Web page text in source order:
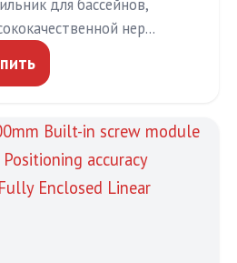
для бассейнов,
нер…